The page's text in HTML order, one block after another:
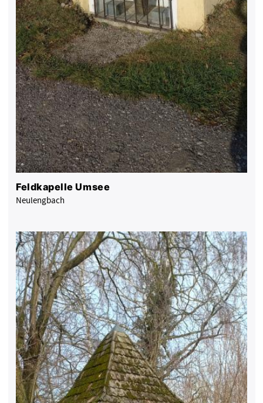
Feldkapelle Umsee
Neulengbach